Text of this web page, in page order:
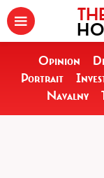
Opinion
Portrait
Navalny